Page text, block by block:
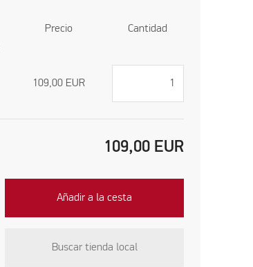
Precio Cantidad
109,00 EUR
109,00 EUR
Añadir a la cesta
Buscar tienda local